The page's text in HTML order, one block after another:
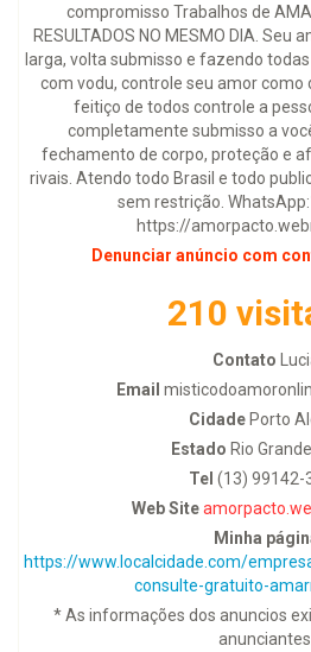
compromisso Trabalhos de
RESULTADOS NO MESMO DIA. Seu
larga, volta submisso e fazendo
com vodu, controle seu amor como
feitiço de todos controle a
completamente submisso a
fechamento de corpo, proteção e
rivais. Atendo todo Brasil e todo
sem restrição.
https://
Denunciar anúncio com
210
Contato
Email
CidadePorto
Estado Rio
Tel (13) 99142-
Web Site
Minha
https://www.localcidade.com/
consulte-gratuito-
* As informações dos anuncios
anunciantes.